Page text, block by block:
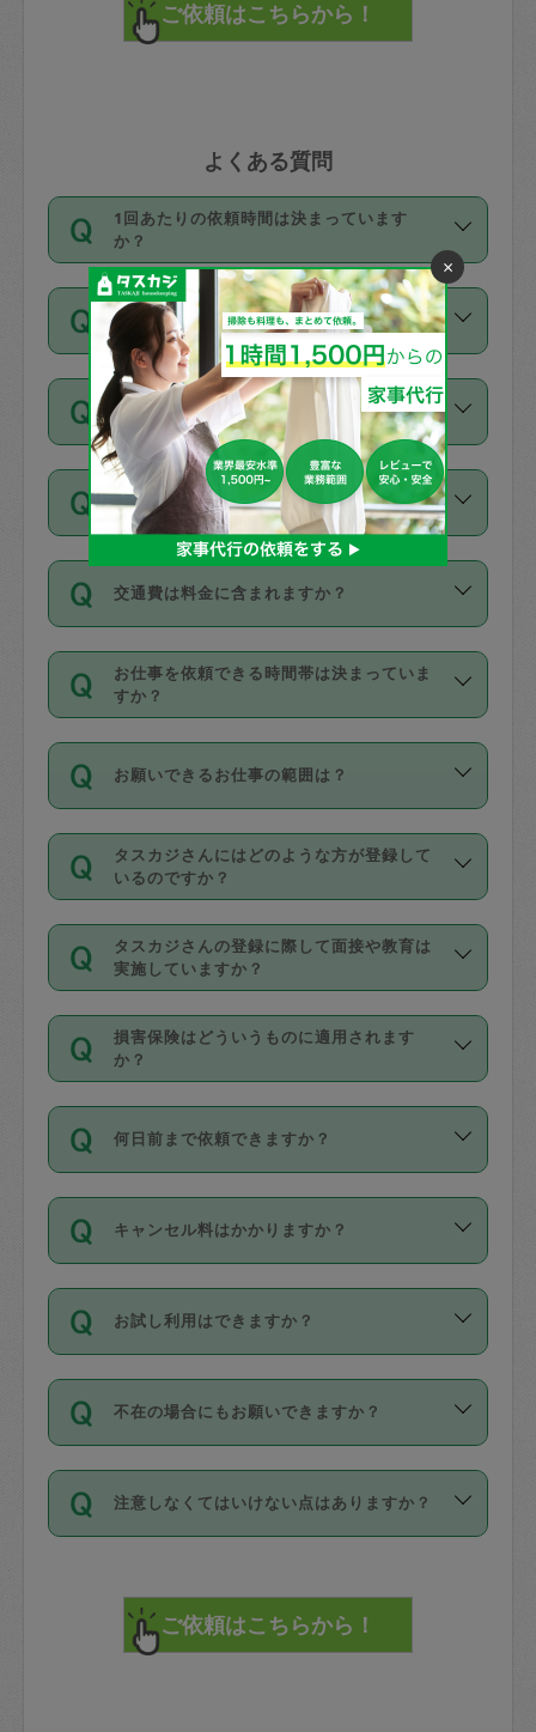
よくある質問
1回あたりの依頼時間は決まっています
か？
依頼1回につき3時間固定です。3時間を
超えて依頼したい場合は、延長機能をご
利用ください。機能をご利用いただくに
は、タスカジさんに事前に相談し、合意
の上事前申請することが必要です。な
お、3時間を下回っても、値引き等はござ
いません。
価格はどうやって決まっていますか？
11種類の価格帯の中からタスカジさん自
身が価格を選んで設定しています。
タスカジさんの価格設定には最初は制限
があり、レビュー件数、レビューの平均
値、などで除々に設定可能な最高額が上
がっていく仕組みになっています。
支払い方法を教えてください
お支払方法はクレジットカード（Visa／
Master／JCB／AMERICAN EXPRESS／
Diners Club）のみとなります。
カード情報のご登録は、依頼リクエスト
を行う際にご入力ください。プロフィー
ル登録時にはご入力いただかなくても大
丈夫です。
デビットカード・プリペイドカード（Vプ
リカ、au WALLETなど）は支払にはご利
銀行振込や現金払いも対応していませ
なお、タスカジさんの交通費も、依頼料
金のご請求と合わせてお支払いとなりま
動計算で表示されます。
同じタスカジさんに定期的にお願いする場
合はお得になる？
依頼には「スポット」と「定期（毎週｜
隔週）」があり、「定期」の依頼は「ス
ポット」よりお得な料金でご利用できま
す。
定期の最低利用回数は設けていない代わ
りに、一定数を超えたキャンセルは有償
（例：毎週定期の場合は３回以上のキャ
ンセルが有償（1200円、隔週定期の場合
は２回以上のキャンセルが有償（1200
交通費は料金に含まれますか？
交通費は依頼料金とは別途発生し、依頼
料金のご請求と合わせてお支払いとなり
ます。交通費の金額は「依頼の詳細」に
お仕事を依頼できる時間帯は決まっていま
すか？
時間帯は3種類あります。いずれも１回あ
たり３時間です。
・ＡＭ ９時～１２時
・ＰＭ １３時～１６時
・夜 １８時～２１時
開始時間を２時間前後変更することが可
能です。依頼送信後、個別にタスカジさ
んにメッセージを送り調整してくださ
い。ただし、２時間を越えての調整はで
時間も被らない場合、損害保険の対象外
お願いできるお仕事の範囲は？
掃除、整理収納、洗濯、買い物、料理、
作り置きです。タスカジさんによってで
きる仕事の範囲が異なりますので、依頼
する前にタスカジさんのプロフィールで
確認してください。
基本的に、高所での作業や危険作業、屋
外での作業は対象外です。
タスカジさんにはどのような方が登録して
いるのですか？
主婦として長年の家事経験をお持ちの
方、栄養士・調理師といった資格者で保
育園や学校の給食やレストランで料理関
係の専門職に従事されていた方、日本で
すでにハウスキーパーや英語の先生とし
てお仕事をしているフィリピン出身の
社員など様々なバックグラウンドの方が
登録しています。
日本語も話せる方など様々です。
ールに記載していますので、各自の得意
を依頼してください。
タスカジさんの登録に際して面接や教育は
実施していますか？
応募の際に、各自事務局との面接と説明
を行っています。その後、身分証明書の
写真提出をしていただいています。外国
確認しています。タスカジさんトレーニ
ング動画を使ったセルフトレーニングの
現場トライアルを受け、合格したタスカ
ジさんが活動されています。
※テストセンターの講評は１件目のレビュ
参考
【詳細】タスカジさんの登録に際
損害保険はどういうものに適用されます
か？
依頼者とタスカジさんとの間でタスカジ
を通して成立した作業時間内での作業に
適用されます。作業範囲は、掃除、洗
です。作業中に物を壊したり、人にけが
をさせたりした場合が対象で、補償金額
す。
写真を撮り、
詳細FAQ：
損害賠償保険について教えて
何日前まで依頼できますか？
ご依頼は、現在を起点に3日後（72時間
以降）の日時から受付可能となっていま
す。
タスカジさんへ「募集」をかけることが
可能です。
キャンセル料はかかりますか？
キャンセル料には、以下の2種類がありま
す。
1. 直前キャンセル（定期、スポット契約
共通）
72時間を超える※と、以下のキャンセル
料が発生します。
直前キャンセル料：
72時間前〜24時間前＝依頼料金の50%
お試し利用はできますか？
「お試し利用」というメニューはありま
せんが、「一回のみ」依頼を活用するこ
とによって、気に入ったタスカジさんを
まず、条件の合う気になるタスカジさ
みてください。
その後、一番気に入ったタスカジさんに
不在の場合にもお願いできますか？
不在の場合の作業はタスカジさんの同意
が必要です。数回の依頼ののち、タスカ
ジさんと依頼者の間で十分な信頼関係が
てください。
不在時に部屋に入るためにタスカジさん
注意しなくてはいけない点はありますか？
で、必ず鍵のかかるロッカーや金庫に入
れて依頼者の責任の元管理するよう心掛
けてください。
×